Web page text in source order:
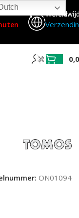
ON01094